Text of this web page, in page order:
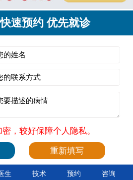
速预约 优先就诊
，较好保障个人隐私。
生 技术 预约 咨询